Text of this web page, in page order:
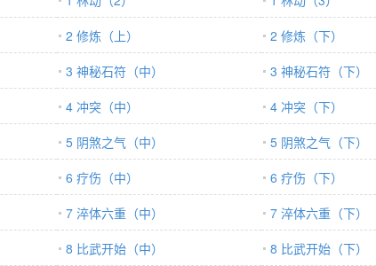
2 修炼（上）
2 修炼（下）
3 神秘石符（中）
3 神秘石符（下）
4 冲突（中）
4 冲突（下）
5 阴煞之气（中）
5 阴煞之气（下）
6 疗伤（中）
6 疗伤（下）
7 淬体六重（中）
7 淬体六重（下）
8 比武开始（中）
8 比武开始（下）